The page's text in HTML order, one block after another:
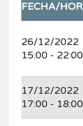
FECHA/
26/12/2022
15:00 - 22:00
17/12/2022
17:00 - 18:00